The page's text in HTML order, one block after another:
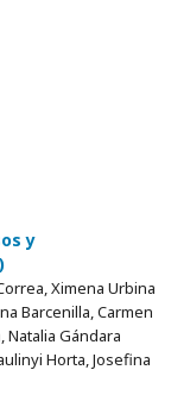
y
Ximena Urbina
Barcenilla, Carmen
Natalia Gándara
Horta, Josefina